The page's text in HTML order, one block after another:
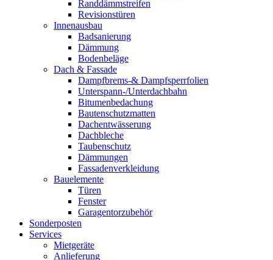
Randdämmstreifen
Revisionstüren
Innenausbau
Badsanierung
Dämmung
Bodenbeläge
Dach & Fassade
Dampfbrems-& Dampfsperrfolien
Unterspann-/Unterdachbahn
Bitumenbedachung
Bautenschutzmatten
Dachentwässerung
Dachbleche
Taubenschutz
Dämmungen
Fassadenverkleidung
Bauelemente
Türen
Fenster
Garagentorzubehör
Sonderposten
Services
Mietgeräte
Anlieferung